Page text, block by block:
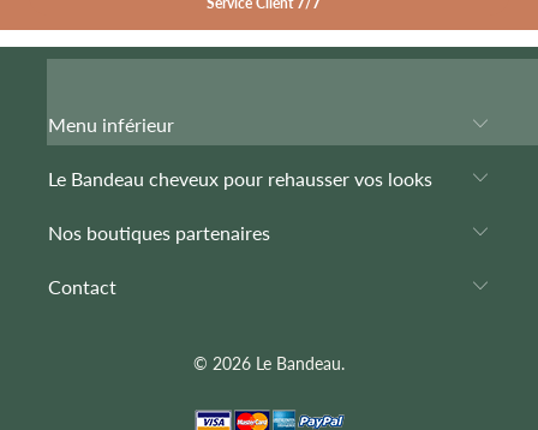
Menu inférieur
Le Bandeau cheveux pour rehausser vos looks
Nos boutiques partenaires
Contact
© 2026 Le Bandeau.